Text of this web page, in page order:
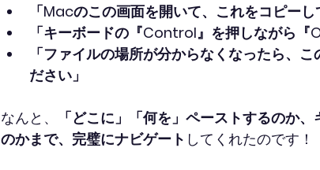
「Macのこの画面を開いて、これをコピーし
「キーボードの『Control』を押しながら『
「ファイルの場所が分からなくなったら、
ださい」
なんと、
「どこに」「何を」ペーストするのか
のかまで、完璧にナビゲート してくれたのです！